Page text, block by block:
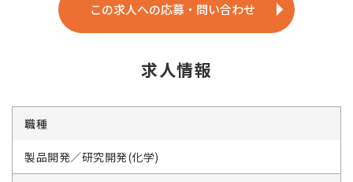
この求人への応募・問い合わせ
求人情報
職種
製品開発／研究開発(化学)